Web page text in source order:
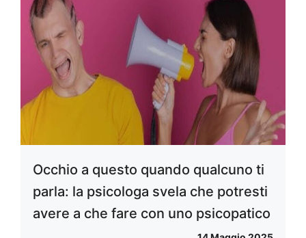
Occhio a questo quando qualcuno ti
parla: la psicologa svela che potresti
avere a che fare con uno psicopatico